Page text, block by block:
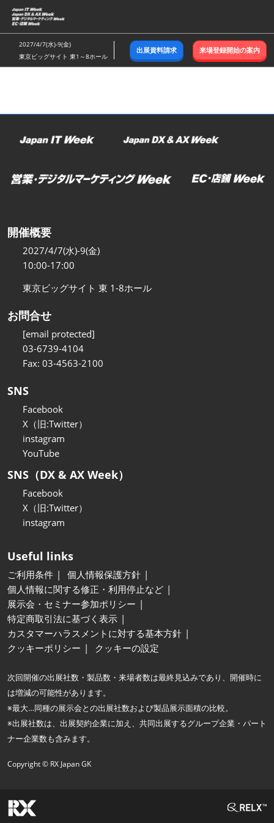
ス
キ
ッ
し
む
2027/4/7(水)-9(金)
東京ビッグサイト 東1～8ホール
出展資料請求 来場登録開始の案内
開催概要
2027/4/7(水)-9(金)
10:00-17:00
東京ビッグサイト 東 1-8ホール
お問合せ
[email protected]
03-6739-4104
Fax: 03-4563-2100
SNS
Facebook
X（旧:Twitter）
instagram
YouTube
SNS（DX & AX Week）
Facebook
X（旧:Twitter）
instagram
Useful links
ご利用条件
個人情報保護方針
個人情報に関する修正・利用停止など
展示会・セミナー参加ポリシー
特定商取引法に基づく表示
カスタマーハラスメントに対する基本方針
クッキーポリシー
クッキーの設定
次回開催の出展社数・製品数・来場者数は最終見込みであり、開催時に
は増減の可能性があります。
※最大…同種の展示会との出展社数および製品展示面積の比較。
※出展社数は、出展契約企業に加え、共同出展するグループ企業・パート
ナー企業数も含みます。
Copyright © RX Japan GK